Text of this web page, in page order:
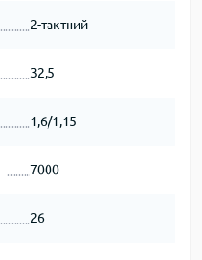
2-тактний
32,5
1,6/1,15
7000
26